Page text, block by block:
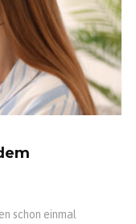
schon einmal